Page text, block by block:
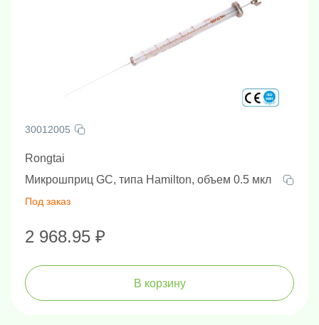
30012005
Rongtai
Микрошприц GC, типа Hamilton, объем 0.5 мкл
Под заказ
2 968.95 ₽
В корзину